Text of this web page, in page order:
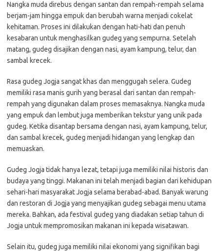
Nangka muda direbus dengan santan dan rempah-rempah selama
berjam-jam hingga empuk dan berubah warna menjadi cokelat
kehitaman. Proses ini dilakukan dengan hati-hati dan penuh
kesabaran untuk menghasilkan gudeg yang sempurna. Setelah
matang, gudeg disajikan dengan nasi, ayam kampung, telur, dan
sambal krecek.
Rasa gudeg Jogja sangat khas dan menggugah selera. Gudeg
memiliki rasa manis gurih yang berasal dari santan dan rempah-
rempah yang digunakan dalam proses memasaknya. Nangka muda
yang empuk dan lembut juga memberikan tekstur yang unik pada
gudeg. Ketika disantap bersama dengan nasi, ayam kampung, telur,
dan sambal krecek, gudeg menjadi hidangan yang lengkap dan
memuaskan.
Gudeg Jogja tidak hanya lezat, tetapi juga memiliki nilai historis dan
budaya yang tinggi. Makanan ini telah menjadi bagian dari kehidupan
sehari-hari masyarakat Jogja selama berabad-abad. Banyak warung
dan restoran di Jogja yang menyajikan gudeg sebagai menu utama
mereka. Bahkan, ada festival gudeg yang diadakan setiap tahun di
Jogja untuk mempromosikan makanan ini kepada wisatawan.
Selain itu, gudeg juga memiliki nilai ekonomi yang signifikan bagi